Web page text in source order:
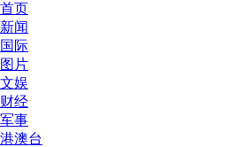
首页
新闻
国际
图片
文娱
财经
军事
港澳台